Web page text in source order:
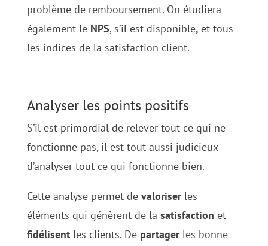
problème de remboursement. On étudiera
également le NPS, s’il est disponible, et tous
les indices de la satisfaction client.
Analyser les points positifs
S’il est primordial de relever tout ce qui ne
fonctionne pas, il est tout aussi judicieux
d’analyser tout ce qui fonctionne bien.
Cette analyse permet de valoriserles
éléments qui génèrent de la satisfaction et
fidélisentles clients.De partagerles bonne